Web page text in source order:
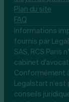
Plan du site
FAQ
Informations
fournis par
SAS, RCS Paris
cabinet
Conformément à
Legalstart
conseils